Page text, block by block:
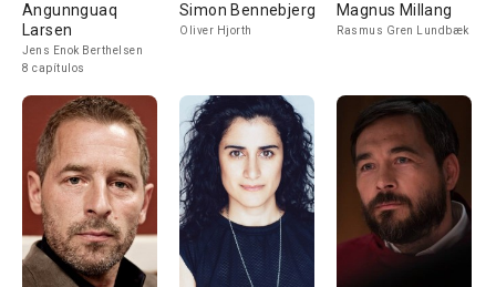
Angunnguaq
Larsen
Jens Enok Berthelsen
8 capítulos
Simon Bennebjerg
Oliver Hjorth
Magnus Millang
Rasmus Gren Lundbæk